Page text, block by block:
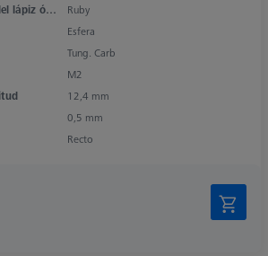
material de la punta del lápiz óptico
Ruby
Esfera
Tung. Carb
M2
12,4 mm
0,5 mm
Recto